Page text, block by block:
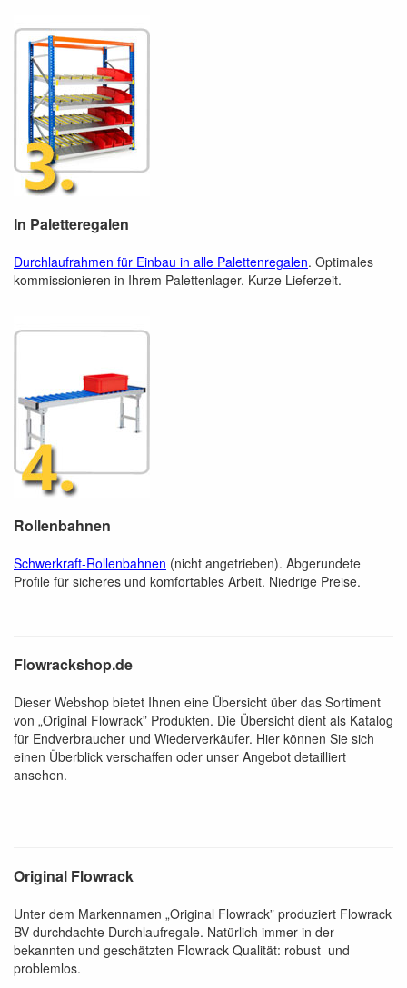
In Paletteregalen
Durchlaufrahmen für Einbau in alle Palettenregalen. Optimales
kommissionieren in Ihrem Palettenlager. Kurze Lieferzeit.
Rollenbahnen
Schwerkraft-Rollenbahnen (nicht angetrieben). Abgerundete
Profile für sicheres und komfortables Arbeit. Niedrige Preise.
Flowrackshop.de
Dieser Webshop bietet Ihnen eine Übersicht über das Sortiment
von „Original Flowrack” Produkten. Die Übersicht dient als Katalog
für Endverbraucher und Wiederverkäufer. Hier können Sie sich
einen Überblick verschaffen oder unser Angebot detailliert
ansehen.
Original Flowrack
Unter dem Markennamen „Original Flowrack” produziert Flowrack
BV durchdachte Durchlaufregale. Natürlich immer in der
bekannten und geschätzten Flowrack Qualität: robust und
problemlos.